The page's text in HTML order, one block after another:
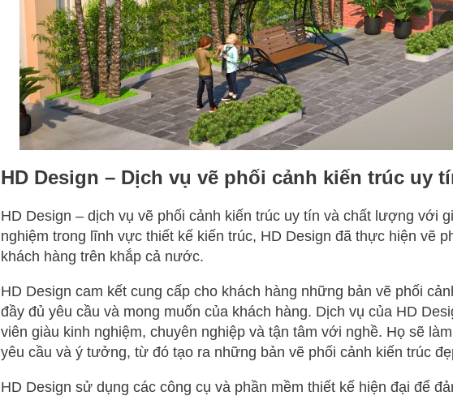
HD Design – Dịch vụ vẽ phối cảnh kiến trúc uy
HD Design – dịch vụ vẽ phối cảnh kiến trúc uy tín và chất lượng với
nghiệm trong lĩnh vực thiết kế kiến trúc, HD Design đã thực hiện vẽ
khách hàng trên khắp cả nước.
HD Design cam kết cung cấp cho khách hàng những bản vẽ phối
đầy đủ yêu cầu và mong muốn của khách hàng. Dịch vụ của HD
viên giàu kinh nghiệm, chuyên nghiệp và tận tâm với nghề. Họ sẽ
yêu cầu và ý tưởng, từ đó tạo ra những bản vẽ phối cảnh kiến trúc
HD Design sử dụng các công cụ và phần mềm thiết kế hiện đại để